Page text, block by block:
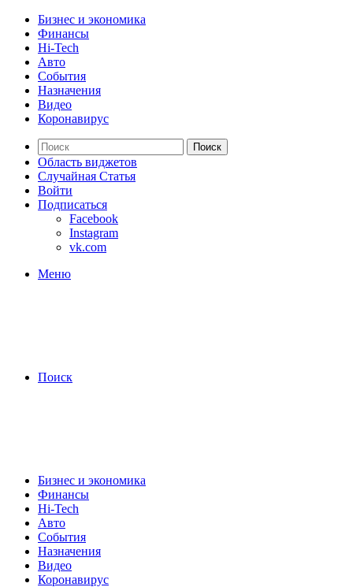
Бизнес и экономика
Финансы
Hi-Tech
Авто
События
Назначения
Видео
Коронавирус
Поиск
Область виджетов
Случайная Статья
Войти
Подписаться
Facebook
Instagram
vk.com
Меню
Поиск
Бизнес и экономика
Финансы
Hi-Tech
Авто
События
Назначения
Видео
Коронавирус